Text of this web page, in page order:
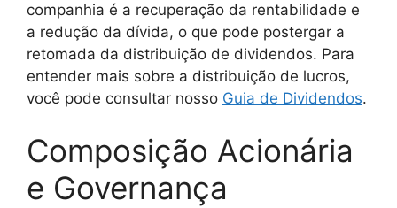
companhia é a recuperação da rentabilidade e
a redução da dívida, o que pode postergar a
retomada da distribuição de dividendos. Para
entender mais sobre a distribuição de lucros,
você pode consultar nosso Guia de Dividendos.
Composição Acionária
e Governança